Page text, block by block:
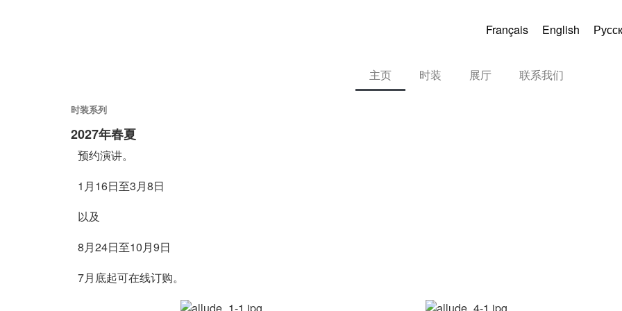
Français English
主页 时装 展厅 联系我们
时装系列
2027年春夏
预约演讲。
1月16日至3月8日
以及
8月24日至10月9日
7月底起可在线订购。